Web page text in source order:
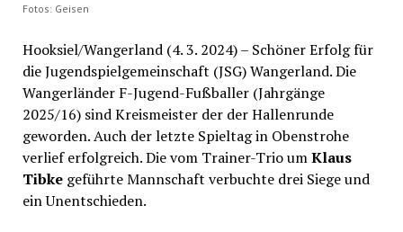
Fotos: Geisen
Hooksiel/Wangerland (4. 3. 2024) – Schöner Erfolg für
die Jugendspielgemeinschaft (JSG) Wangerland. Die
Wangerländer F-Jugend-Fußballer (Jahrgänge
2025/16) sind Kreismeister der der Hallenrunde
geworden. Auch der letzte Spieltag in Obenstrohe
verlief erfolgreich. Die vom Trainer-Trio umKlaus
Tibke geführte Mannschaft verbuchte drei Siege und
ein Unentschieden.